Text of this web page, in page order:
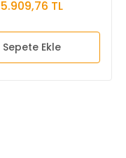
5.909,76 TL
Sepete Ekle